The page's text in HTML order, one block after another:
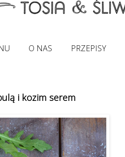
O NAS PRZEPISY
i kozim serem